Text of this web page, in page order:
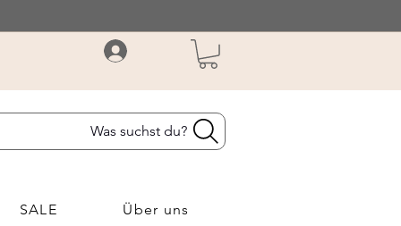
Was suchst du?
SALE Über uns